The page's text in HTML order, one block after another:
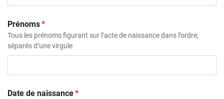
Prénoms(obligatoire)
*
Tous les prénoms figurant sur l’acte de naissance dans l’ordre,
séparés d’une virgule
Date de naissance(obligatoire)
*